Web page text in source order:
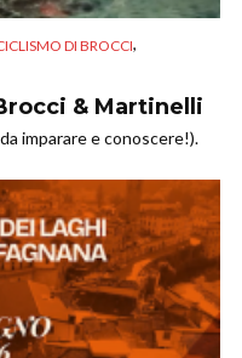
DI BROCCI,
& Martinelli
imparare e conoscere!).